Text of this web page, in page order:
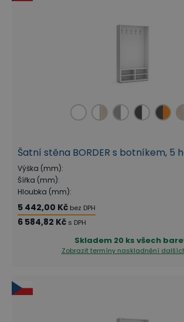
Šatní stěna BORDER s botníkem, 5
Výška (mm):
Šířka (mm):
Hloubka (mm):
5 442,00 Kč bez DPH
6 584,82 Kč s DPH
Skladem 20 ks všech
Zobrazit termíny naskladnění